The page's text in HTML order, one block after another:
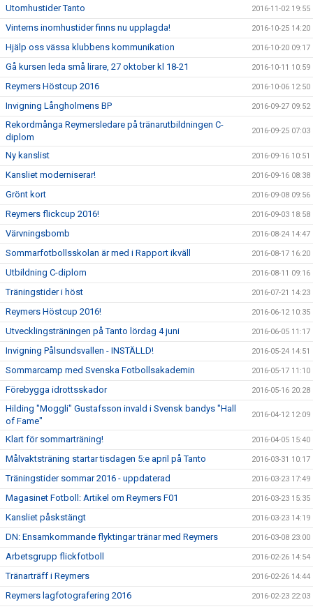
Utomhustider Tanto 2016-11-02 19:55
Vinterns inomhustider finns nu upplagda! 2016-10-25 14:20
Hjälp oss vässa klubbens kommunikation 2016-10-20 09:17
Gå kursen leda små lirare, 27 oktober kl 18-21 2016-10-11 10:59
Reymers Höstcup 2016 2016-10-06 12:50
Invigning Långholmens BP 2016-09-27 09:52
Rekordmånga Reymersledare på tränarutbildningen C-
diplom
2016-09-25 07:03
Ny kanslist 2016-09-16 10:51
Kansliet moderniserar! 2016-09-16 08:38
Grönt kort 2016-09-08 09:56
Reymers flickcup 2016! 2016-09-03 18:58
Värvningsbomb 2016-08-24 14:47
Sommarfotbollsskolan är med i Rapport ikväll 2016-08-17 16:20
Utbildning C-diplom 2016-08-11 09:16
Träningstider i höst 2016-07-21 14:23
Reymers Höstcup 2016! 2016-06-12 10:35
Utvecklingsträningen på Tanto lördag 4 juni 2016-06-05 11:17
Invigning Pålsundsvallen - INSTÄLLD! 2016-05-24 14:51
Sommarcamp med Svenska Fotbollsakademin 2016-05-17 11:10
Förebygga idrottsskador 2016-05-16 20:28
Hilding "Moggli" Gustafsson invald i Svensk bandys "Hall
of Fame"
2016-04-12 12:09
Klart för sommarträning! 2016-04-05 15:40
Målvaktsträning startar tisdagen 5:e april på Tanto 2016-03-31 10:17
Träningstider sommar 2016 - uppdaterad 2016-03-23 17:49
Magasinet Fotboll: Artikel om Reymers F01 2016-03-23 15:35
Kansliet påskstängt 2016-03-23 14:19
DN: Ensamkommande flyktingar tränar med Reymers 2016-03-08 23:00
Arbetsgrupp flickfotboll 2016-02-26 14:54
Tränarträff i Reymers 2016-02-26 14:44
Reymers lagfotografering 2016 2016-02-23 22:03